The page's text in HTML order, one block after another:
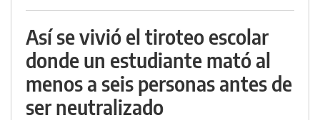
Así se vivió el tiroteo escolar
donde un estudiante mató al
menos a seis personas antes de
ser neutralizado